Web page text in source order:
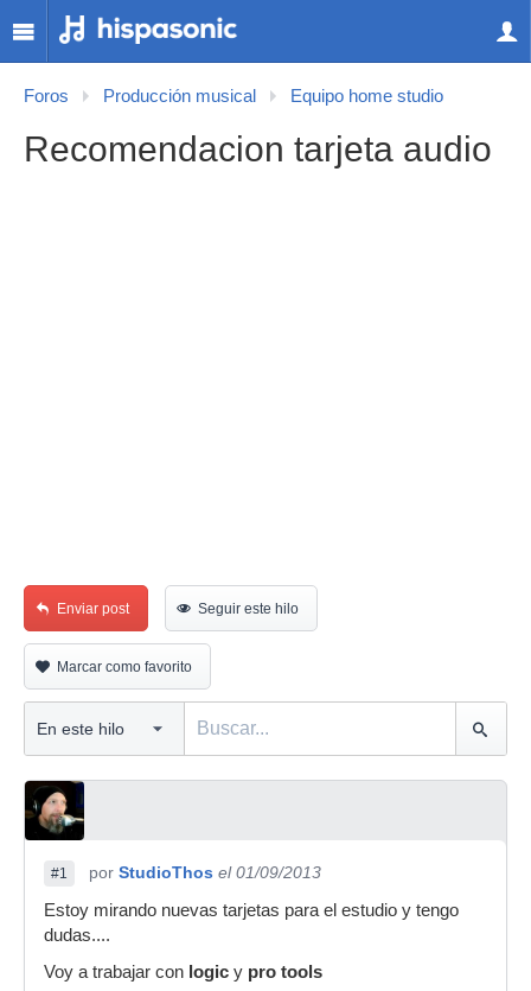
Foros Producción musical Equipo home studio
Recomendacion tarjeta audio
Enviar post Seguir este hilo
Marcar como favorito
#1 por StudioThos el 01/09/2013
Estoy mirando nuevas tarjetas para el estudio y tengo
dudas....
Voy a trabajar con logic y pro tools